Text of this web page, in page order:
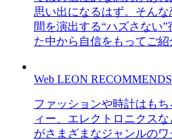
思い出になるはず。そん
間を演出する“ハズさない
た中から自信をもってご紹
Web LEON
ファッションや時計はも
ィー、エレクトロニクス
がさまざまなジャンルの